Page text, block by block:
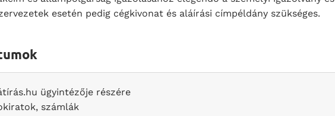
esetén pedig cégkivonat és aláírási címpéldány szükséges.
ügyintézője részére
számlák